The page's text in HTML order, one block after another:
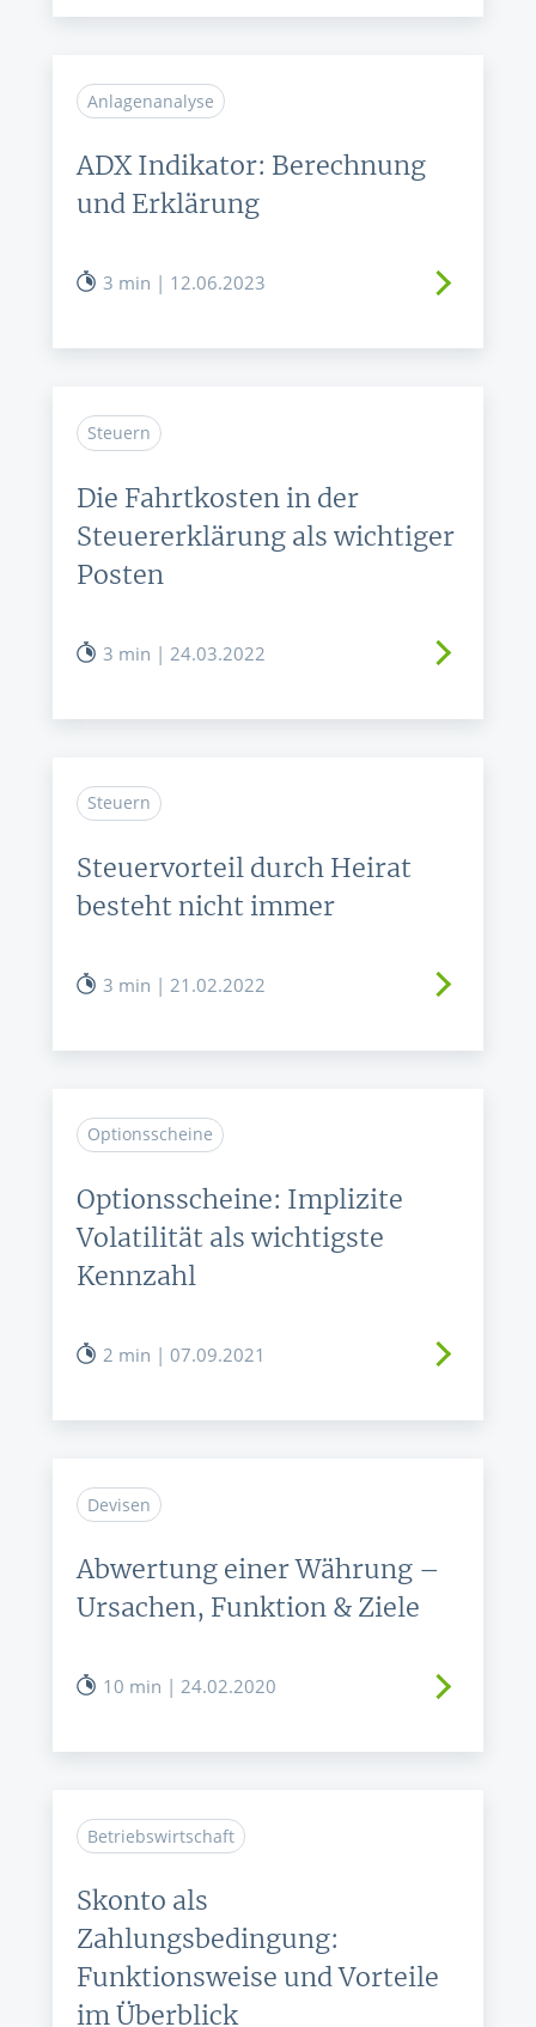
Anlagenanalyse
ADX Indikator: Berechnung
und Erklärung
3 min | 12.06.2023
Steuern
Die Fahrtkosten in der
Steuererklärung als wichtiger
Posten
3 min | 24.03.2022
Steuern
Steuervorteil durch Heirat
besteht nicht immer
3 min | 21.02.2022
Optionsscheine
Optionsscheine: Implizite
Volatilität als wichtigste
Kennzahl
2 min | 07.09.2021
Devisen
Abwertung einer Währung –
Ursachen, Funktion & Ziele
10 min | 24.02.2020
Betriebswirtschaft
Skonto als
Zahlungsbedingung:
Funktionsweise und Vorteile
im Überblick